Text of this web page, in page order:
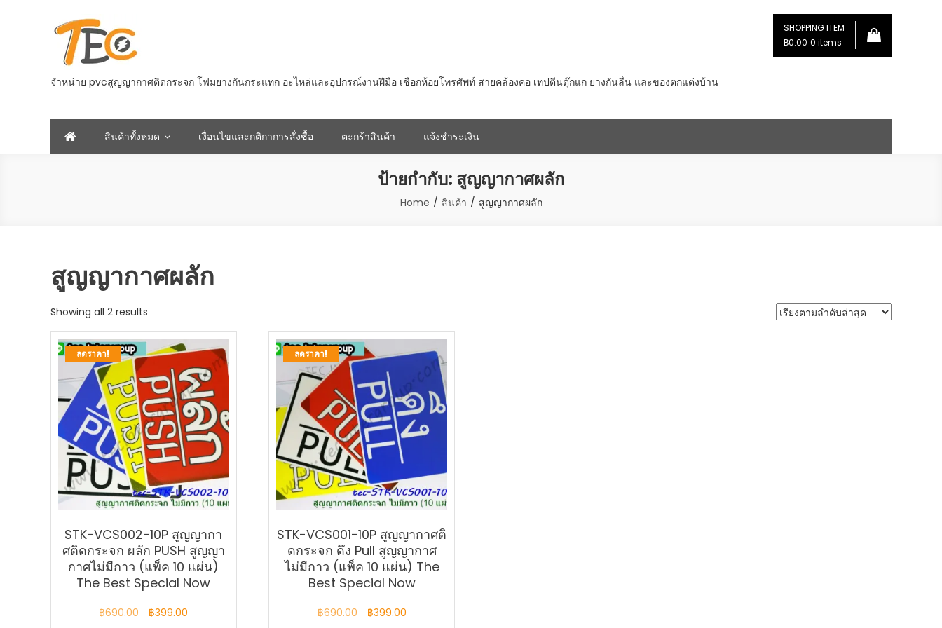
จำหน่าย pvcสูญญากาศติดกระจก โฟมยางกันกระแทก อะไหล่และอุปกรณ์งานฝีมือ เชือกห้อยโทรศัพท์ สายคล้องคอ เทปตีนตุ๊กแก ยางกันลื่น และของตกแต่งบ้าน
SHOPPING ITEM
฿0.00 0 items
สินค้าทั้งหมด เงื่อนไขและกติกาการสั่งซื้อ ตะกร้าสินค้า แจ้งชำระเงิน
ป้ายกำกับ: สูญญากาศผลัก
Home สินค้า สูญญากาศผลัก
สูญญากาศผลัก
Showing all 2 results
by
latest
ลดราคา!
STK-VCS002-10P สูญญากา
ศติดกระจก ผลัก PUSH สูญญา
กาศไม่มีกาว (แพ็ค 10 แผ่น)
The Best Special Now
฿690.00
Original
฿399.00
ลดราคา!
STK-VCS001-10P สูญญากาศติ
ดกระจก ดึง Pull สูญญากาศ
ไม่มีกาว (แพ็ค 10 แผ่น) The
Best Special Now
฿690.00
Original
฿399.00Current